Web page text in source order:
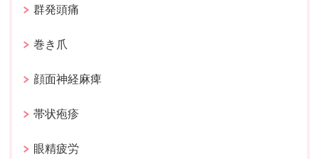
群発頭痛
巻き爪
顔面神経麻痺
帯状疱疹
眼精疲労